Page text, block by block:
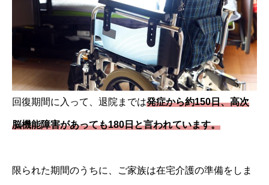
回復期間に入って、退院までは発症から約150日、高次
脳機能障害があっても180日と言われています。
限られた期間のうちに、ご家族は在宅介護の準備をしま